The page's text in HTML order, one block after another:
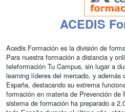
ACEDIS
Acedis Formación es la división de
Para nuestra formación a distancia y
teleformación Tu Campus, sin lugar a
learning líderes del mercado, y además
España, destacando su extrema
formación en materia de Prevención de
sistema de formación ha preparado a